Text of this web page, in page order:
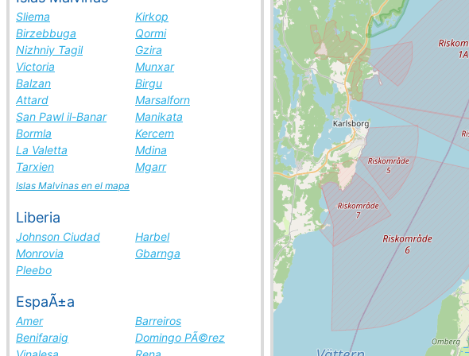
Sliema
Kirkop
Birzebbuga
Qormi
Nizhniy Tagil
Gzira
Victoria
Munxar
Balzan
Birgu
Attard
Marsalforn
San Pawl il-Banar
Manikata
Bormla
Kercem
La Valetta
Mdina
Tarxien
Mgarr
Islas Malvinas en el mapa
Liberia
Johnson Ciudad
Harbel
Monrovia
Gbarnga
Pleebo
EspaÃ±a
Amer
Barreiros
Benifaraig
Domingo PÃ©rez